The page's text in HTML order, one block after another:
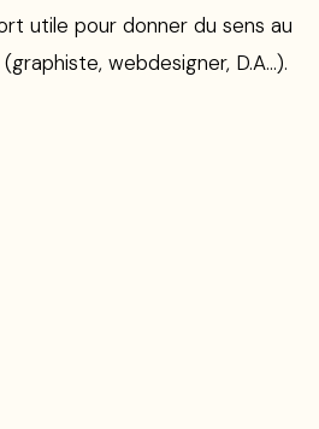
utile pour donner du sens au
(graphiste, webdesigner, D.A…).